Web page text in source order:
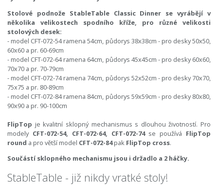
Stolové podnože StableTable Classic Dinner se vyrábějí v
několika velikostech spodního kříže, pro různé velikosti
stolových desek:
- model CFT-072-54 ramena 54cm, půdorys 38x38cm - pro desky 50x50,
60x60 a pr. 60-69cm
- model CFT-072-64 ramena 64cm, půdorys 45x45cm - pro desky 60x60,
70x70 a pr. 70-79cm
- model CFT-072-74 ramena 74cm, půdorys 52x52cm - pro desky 70x70,
75x75 a pr. 80-89cm
- model CFT-072-84 ramena 84cm, půdorys 59x59cm - pro desky 80x80,
90x90 a pr. 90-100cm
FlipTop je kvalitní sklopný mechanismus s dlouhou životností. Pro
modely CFT-072-54, CFT-072-64, CFT-072-74se používá FlipTop
round a pro větší model CFT-072-84pak FlipTop cross.
Součástí sklopného mechanismu jsou i držadlo a 2 háčky.
StableTable - již nikdy vratké stoly!